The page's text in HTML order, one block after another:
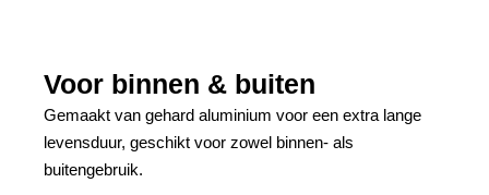
Voor binnen & buiten
Gemaakt van gehard aluminium voor een extra lange
levensduur, geschikt voor zowel binnen- als
buitengebruik.